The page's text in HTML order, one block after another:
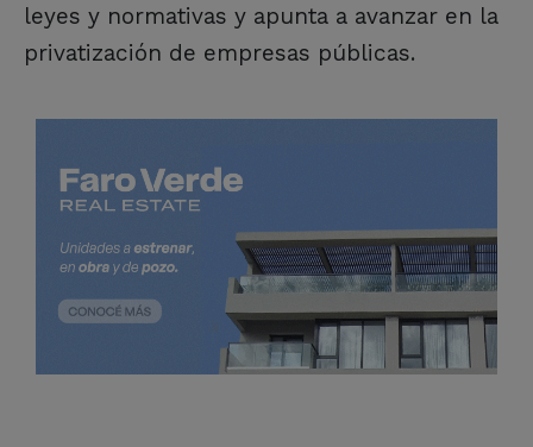
leyes y normativas y apunta a avanzar en la
privatización de empresas públicas.